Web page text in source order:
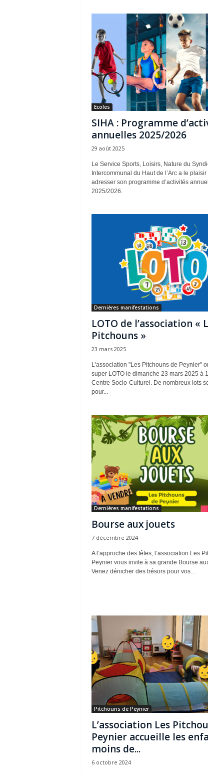
Ecoles
SIHA : Programme
annuelles 2025/2026
29 août 2025
Le Service Sports, Loisirs, Nature du
Intercommunal du Haut de l’Arc a le
adresser son programme d’activités
2025/2026.
Dernières manifestations
LOTO de l’association «
Pitchouns »
23 mars 2025
L'association "Les Pitchouns de Peynier"
super LOTO le dimanche 23 mars 2025 à
Centre Socio-Culturel. De nombreux lots
pour...
Dernières manifestations
Bourse aux jouets
7 décembre 2024
A l’approche des fêtes, l’association Les
Peynier vous invite à sa grande Bourse
Venez dénicher des trésors pour vos...
Pitchouns de Peynier
L’association Les
Peynier accueille les
moins de...
6 octobre 2024